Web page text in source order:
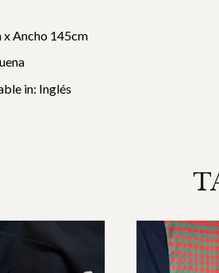
Ancho 145cm
in: Inglés